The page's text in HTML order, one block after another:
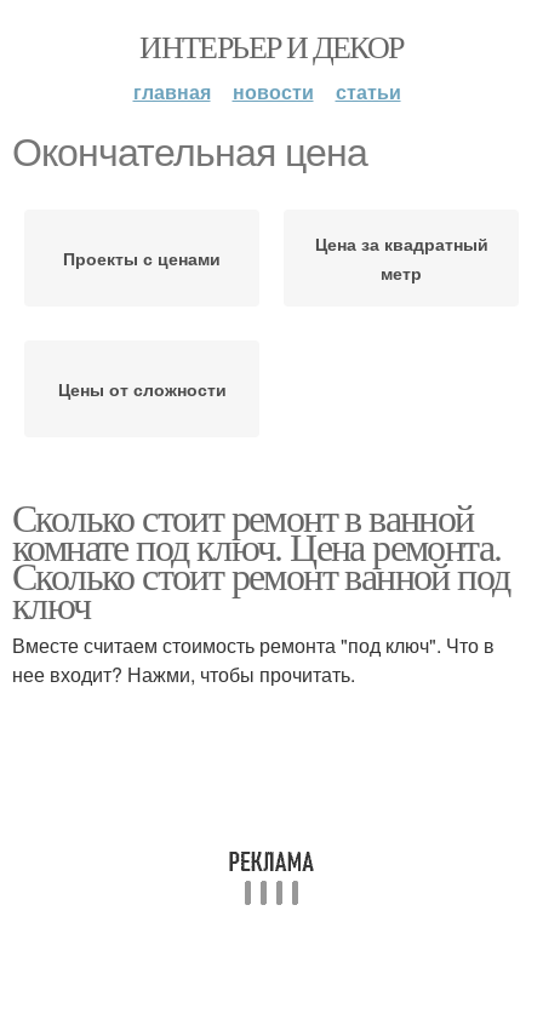
ИНТЕРЬЕР И ДЕКОР
главная новости статьи
Окончательная цена
Проекты с ценами
Цена за квадратный
метр
Цены от сложности
Сколько стоит ремонт в ванной
комнате под ключ. Цена ремонта.
Сколько стоит ремонт ванной под
ключ
Вместе считаем стоимость ремонта "под ключ". Что в
нее входит? Нажми, чтобы прочитать.